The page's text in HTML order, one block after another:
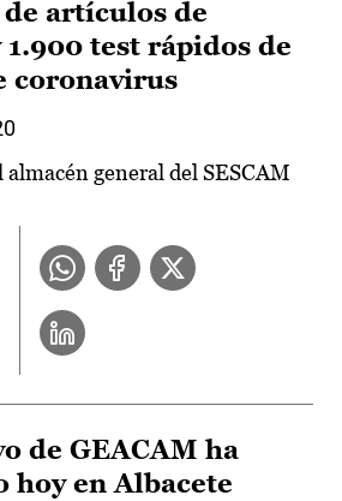
artículos de
test rápidos de
coronavirus
almacén general del SESCAM
de GEACAM ha
hoy en Albacete